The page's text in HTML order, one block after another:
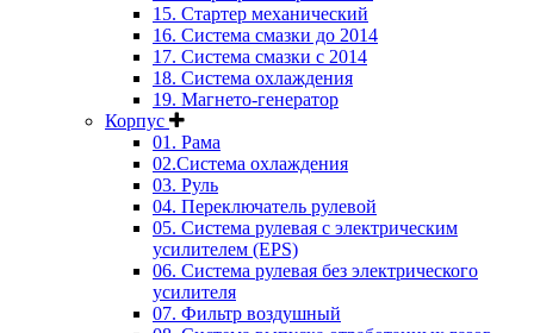
15. Стартер механический
16. Система смазки до 2014
17. Система смазки c 2014
18. Система охлаждения
19. Магнето-генератор
Корпус
01. Рама
02.Система охлаждения
03. Руль
04. Переключатель рулевой
05. Система рулевая с электрическим
усилителем (EPS)
06. Система рулевая без электрического
усилителя
07. Фильтр воздушный